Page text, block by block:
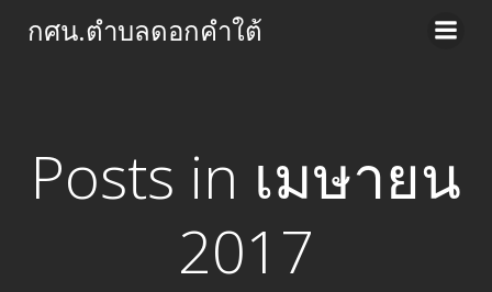
to
กศน.ตำบลดอกคำใต้
Posts in เมษายน
2017